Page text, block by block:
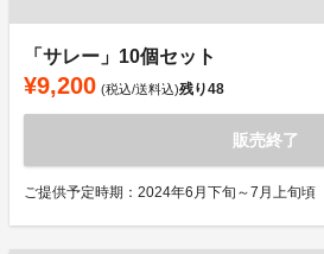
「サレー」10個セット
¥9,200 (税込/送料込)残り48
販売終了
ご提供予定時期：2024年6月下旬～7月上旬頃